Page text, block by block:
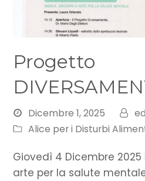
Progetto
Dicembre 1, 2025
Alice per i Disturbi
Giovedì 4 Dicembre
arte per la salute